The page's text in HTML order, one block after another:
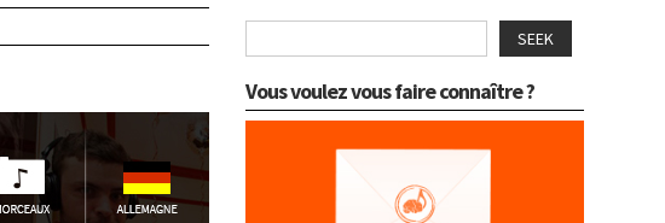
SEEK
Vous voulez vous faire connaître ?